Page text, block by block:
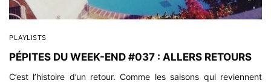
PLAYLISTS
PÉPITES DU WEEK-END #037 : ALLERS RETOURS
C’est l’histoire d’un retour. Comme les saisons qui reviennent